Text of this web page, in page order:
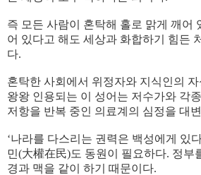
즉 모든 사람이 혼탁해 홀로 맑게 깨어
어 있다고 해도 세상과 화합하기 힘든
다.
혼탁한 사회에서 위정자와 지식인의
왕왕 인용되는 이 성어는 저수가와 각
저항을 반복 중인 의료계의 심정을 대
‘나라를 다스리는 권력은 백성에게 있
민(大權在民)도 동원이 필요하다. 정부
경과 맥을 같이 하기 때문이다.